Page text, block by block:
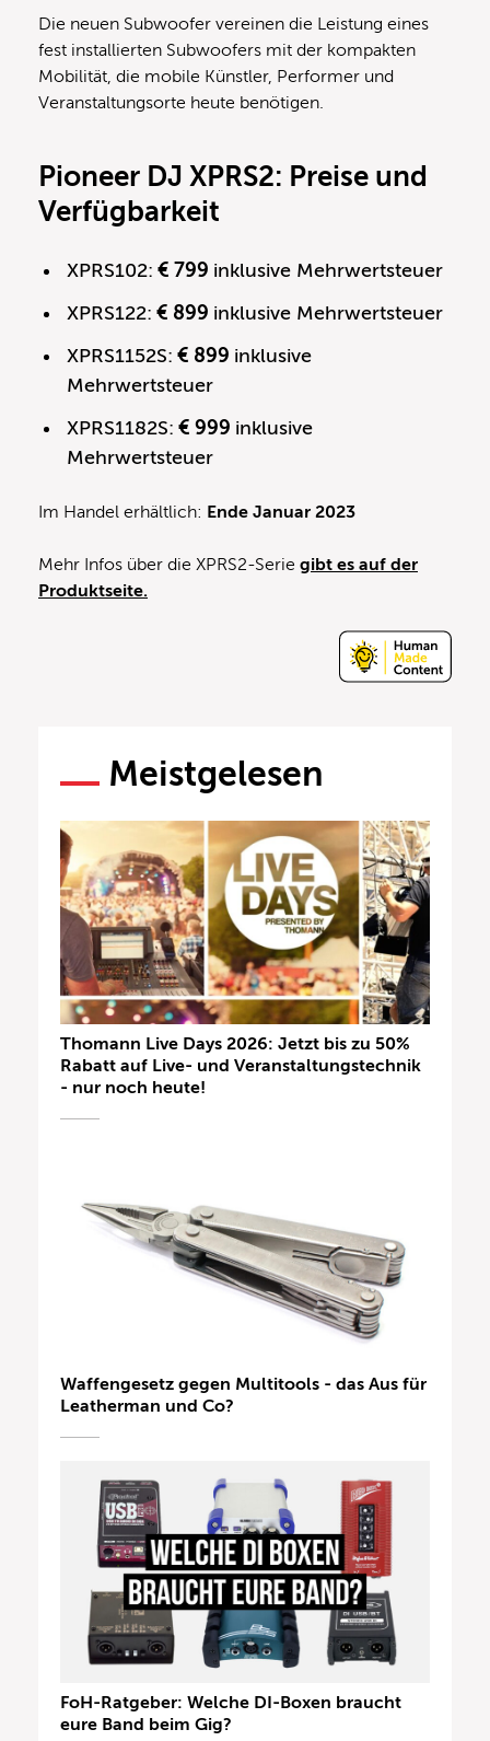
Die neuen Subwoofer vereinen die Leistung eines
fest installierten Subwoofers mit der kompakten
Mobilität, die mobile Künstler, Performer und
Veranstaltungsorte heute benötigen.
Pioneer DJ XPRS2: Preise und
Verfügbarkeit
XPRS102: € 799 inklusive Mehrwertsteuer
XPRS122: € 899 inklusive Mehrwertsteuer
XPRS1152S: € 899 inklusive
Mehrwertsteuer
XPRS1182S: € 999 inklusive
Mehrwertsteuer
Im Handel erhältlich: Ende Januar 2023
Mehr Infos über die XPRS2-Serie gibt es auf der
Produktseite.
Meistgelesen
Thomann Live Days 2026: Jetzt bis zu 50%
Rabatt auf Live- und Veranstaltungstechnik
- nur noch heute!
Waffengesetz gegen Multitools - das Aus für
Leatherman und Co?
FoH-Ratgeber: Welche DI-Boxen braucht
eure Band beim Gig?